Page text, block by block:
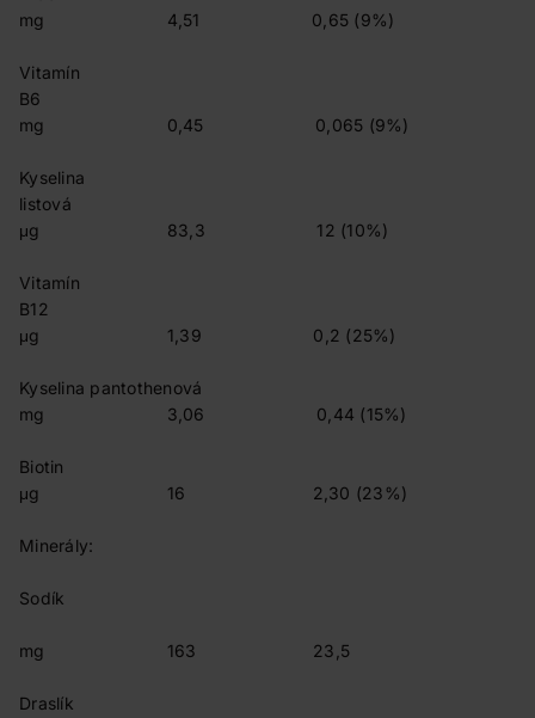
mg 4,51 0,65 (9%)
Vitamín
B6
mg 0,45 0,065 (9%)
Kyselina
listová
μg 83,3 12 (10%)
Vitamín
B12
μg 1,39 0,2 (25%)
Kyselina pantothenová
mg 3,06 0,44 (15%)
Biotin
μg 16 2,30 (23%)
Minerály:
Sodík
mg 163 23,5
Draslík